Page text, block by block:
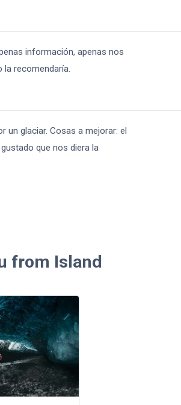
información, apenas nos
la recomendaría.
un glaciar. Cosas a mejorar: el
que nos diera la
from Island